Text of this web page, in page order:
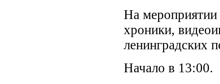
На мероприятии
хроники,
ленинградских
Начало в 13:00.